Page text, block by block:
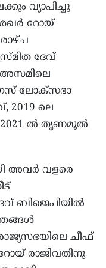
വ്യാപിച്ചു
റോയ്
ദേവ്
അസമിലെ
ലോക്സഭാ
2019 ലെ
2021 ല്‍ തൃണമൂല്‍
അവര്‍ വളരെ
ബിജെപിയില്‍
ചീഫ്
രാജിവതിനു